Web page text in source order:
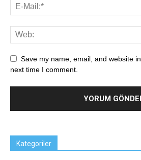
Save my name, email, and website
next time I comment.
Kategoriler